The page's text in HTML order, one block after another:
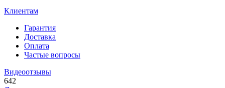
Клиентам
Гарантия
Доставка
Оплата
Частые вопросы
Видеоотзывы
642